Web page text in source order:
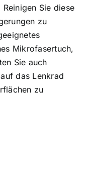
Sie diese
zu
Mikrofasertuch,
Sie auch
das Lenkrad
zu